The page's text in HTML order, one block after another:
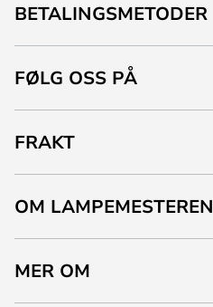
BETALINGSMETODER
FØLG OSS PÅ
FRAKT
OM LAMPEMESTEREN
MER OM